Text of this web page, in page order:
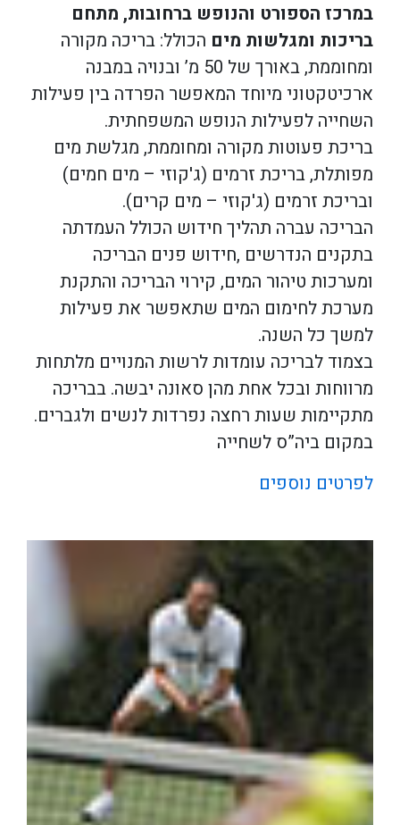
במרכז הספורט והנופש ברחובות, מתחם
בריכות ומגלשות מים הכולל: בריכה מקורה
ומחוממת, באורך של 50 מ’ ובנויה במבנה
ארכיטקטוני מיוחד המאפשר הפרדה בין פעילות
השחייה לפעילות הנופש המשפחתית.
בריכת פעוטות מקורה ומחוממת, מגלשת מים
מפותלת, בריכת זרמים (ג'קוזי – מים חמים)
ובריכת זרמים (ג'קוזי – מים קרים).
הבריכה עברה תהליך חידוש הכולל העמדתה
בתקנים הנדרשים ,חידוש פנים הבריכה
ומערכות טיהור המים, קירוי הבריכה והתקנת
מערכת לחימום המים שתאפשר את פעילות
למשך כל השנה.
בצמוד לבריכה עומדות לרשות המנויים מלתחות
מרווחות ובכל אחת מהן סאונה יבשה. בבריכה
מתקיימות שעות רחצה נפרדות לנשים ולגברים.
במקום ביה”ס לשחייה
לפרטים נוספים